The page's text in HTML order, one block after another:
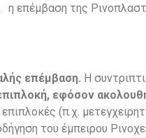
η επέμβαση της
επέμβαση. Η
εφόσον
(π.χ.
του έμπειρου